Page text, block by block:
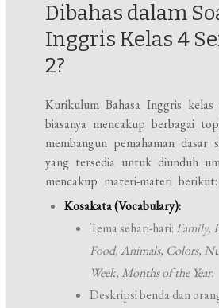
Dibahas dalam
Inggris Kelas 4
2?
Kurikulum Bahasa Inggris
biasanya mencakup berbagai
membangun pemahaman dasar
yang tersedia untuk diunduh
mencakup materi-materi berikut:
Kosakata (Vocabulary):
Tema sehari-hari: Family,
Food, Animals, Colors,
Week, Months of the Year.
Deskripsi benda dan